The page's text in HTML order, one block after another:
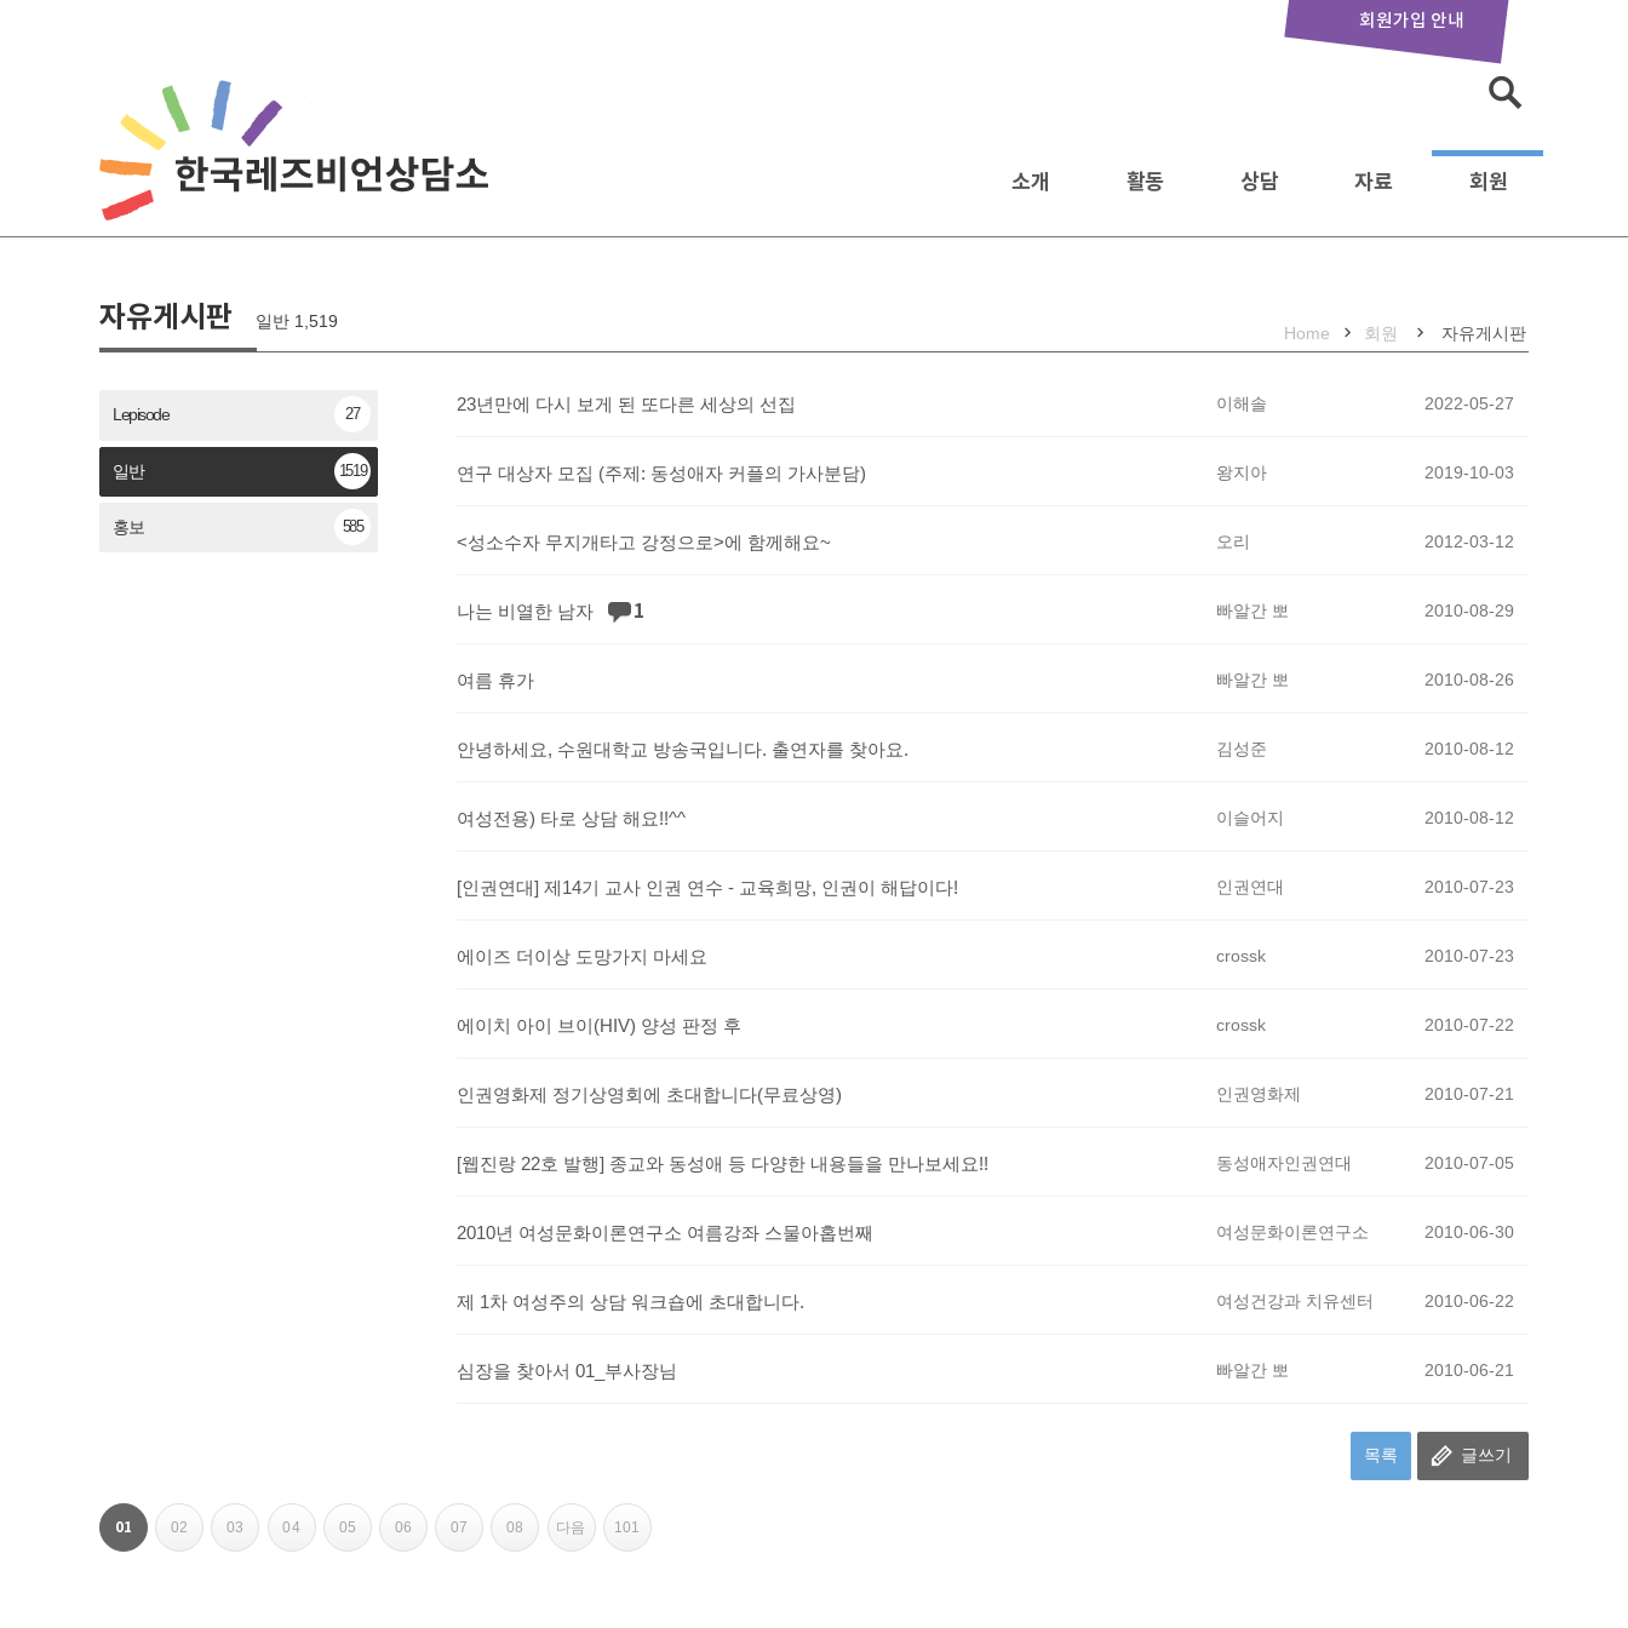
회원가입 안내
소개 활동 상담 자료 회원
자유게시판 일반 1,519
Home 회원 자유게시판
Lepisode 27
일반 1519
홍보 585
23년만에 다시 보게 된 또다른 세상의 선집 이해솔 2022-05-27
연구 대상자 모집 (주제: 동성애자 커플의 가사분담) 왕지아 2019-10-03
<성소수자 무지개타고 강정으로>에 함께해요~ 오리 2012-03-12
나는 비열한 남자 1 빠알간 뽀 2010-08-29
여름 휴가 빠알간 뽀 2010-08-26
안녕하세요, 수원대학교 방송국입니다. 출연자를 찾아요. 김성준 2010-08-12
여성전용) 타로 상담 해요!!^^ 이슬어지 2010-08-12
[인권연대] 제14기 교사 인권 연수 - 교육희망, 인권이 해답이다! 인권연대 2010-07-23
에이즈 더이상 도망가지 마세요 crossk 2010-07-23
에이치 아이 브이(HIV) 양성 판정 후 crossk 2010-07-22
인권영화제 정기상영회에 초대합니다(무료상영) 인권영화제 2010-07-21
[웹진랑 22호 발행] 종교와 동성애 등 다양한 내용들을 만나보세요!! 동성애자인권연대 2010-07-05
2010년 여성문화이론연구소 여름강좌 스물아홉번째 여성문화이론연구소 2010-06-30
제 1차 여성주의 상담 워크숍에 초대합니다. 여성건강과 치유센터 2010-06-22
심장을 찾아서 01_부사장님 빠알간 뽀 2010-06-21
목록 글쓰기
열린
01
페이지 02
페이지 03
페이지 04
페이지 05
페이지 06
페이지 07
페이지 08
페이지 다음 101